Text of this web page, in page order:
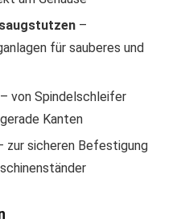
–
für sauberes und
– von Spindelschleifer
Kanten
zur sicheren Befestigung